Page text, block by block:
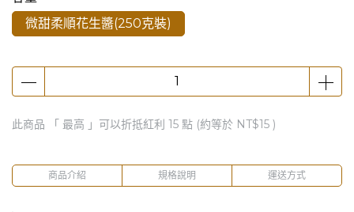
微甜柔順花生醬(250克裝)
此商品 「 最高 」可以折抵紅利 15 點 (約等於 NT$15 )
商品介紹 規格說明 運送方式